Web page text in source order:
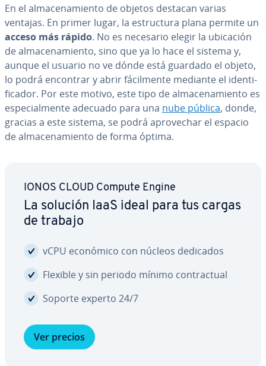
En el al­ma­ce­na­mie­n­to de objetos destacan varias
ventajas. En primer lugar, la es­tru­c­tu­ra plana permite un
acceso más rápido. No es necesario elegir la ubicación
de al­ma­ce­na­mie­n­to, sino que ya lo hace el sistema y,
aunque el usuario no ve dónde está guardado el objeto,
lo podrá encontrar y abrir fá­ci­l­me­n­te mediante el ide­n­ti­
fi­ca­dor. Por este motivo, este tipo de al­ma­ce­na­mie­n­to es
es­pe­cia­l­me­n­te adecuado para una nube pública, donde,
gracias a este sistema, se podrá apro­ve­char el espacio
de al­ma­ce­na­mie­n­to de forma óptima.
IONOS CLOUD Compute Engine
La solución IaaS ideal para tus cargas
de trabajo
vCPU económico con núcleos dedicados
Flexible y sin periodo mínimo co­n­tra­c­tual
Soporte experto 24/7
Ver precios